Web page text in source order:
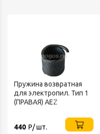
Пружина возвратная
для электропил. Тип 1
(ПРАВАЯ) AEZ
440 Р/ шт.